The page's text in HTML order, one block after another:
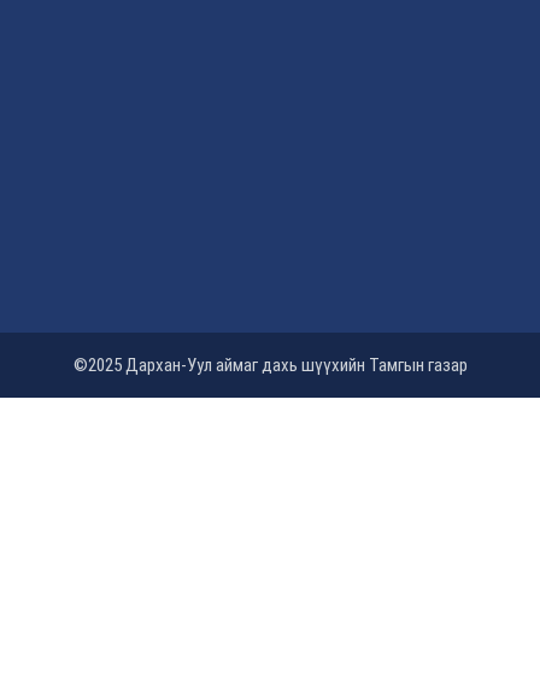
©2025 Дархан-Уул аймаг дахь шүүхийн Тамгын газар